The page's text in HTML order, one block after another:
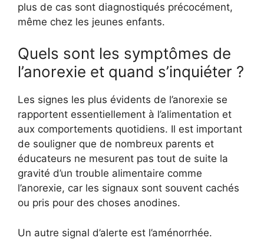
plus de cas sont diagnostiqués précocément,
même chez les jeunes enfants.
Quels sont les symptômes de
l’anorexie et quand s’inquiéter ?
Les signes les plus évidents de l’anorexie se
rapportent essentiellement à l’alimentation et
aux comportements quotidiens. Il est important
de souligner que de nombreux parents et
éducateurs ne mesurent pas tout de suite la
gravité d’un trouble alimentaire comme
l’anorexie, car les signaux sont souvent cachés
ou pris pour des choses anodines.
Un autre signal d’alerte est l’aménorrhée.